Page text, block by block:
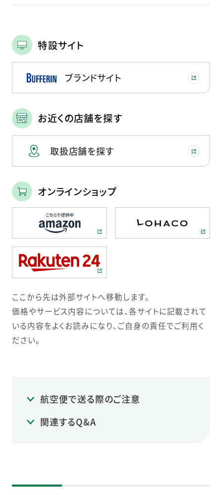
特設サイト
ブランドサイト
お近くの店舗を探す
取扱店舗を探す
オンラインショップ
ここから先は外部サイトへ移動します。
価格やサービス内容については、各サイトに記載されて
いる内容をよくお読みになり、ご自身の責任でご利用く
ださい。
航空便で送る際のご注意
関連するQ&A